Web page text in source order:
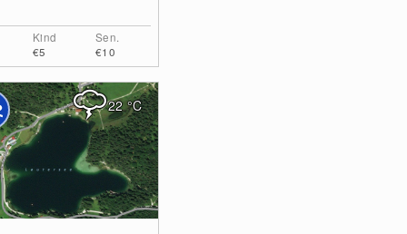
Kind
€5
Sen.
€10
22°C